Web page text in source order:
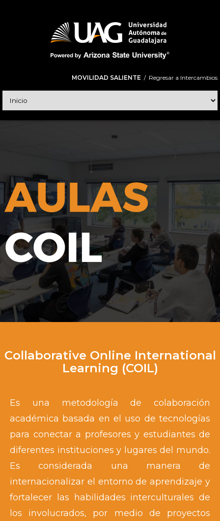
MOVILIDAD SALIENTE / Regresar a Intercambios
Collaborative Online International
Learning (COIL)
Es una metodología de colaboración
académica basada en el uso de tecnologías
para conectar a profesores y estudiantes de
diferentes instituciones y lugares del mundo.
Es considerada una manera de
internacionalizar el entorno de aprendizaje y
fortalecer las habilidades interculturales de
los involucrados, por medio de proyectos